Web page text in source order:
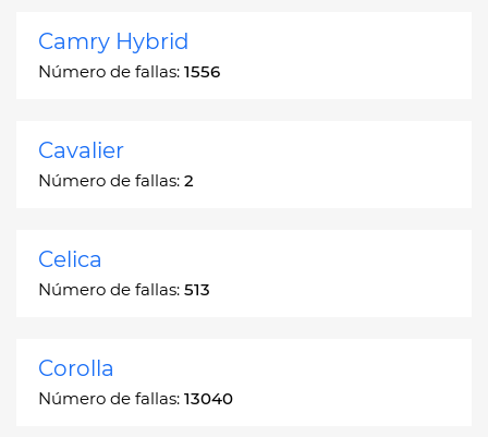
Camry Hybrid
Número de fallas: 1556
Cavalier
Número de fallas: 2
Celica
Número de fallas: 513
Corolla
Número de fallas: 13040